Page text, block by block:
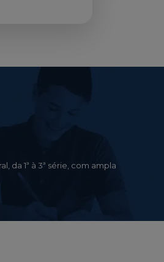
da 1ª à 3ª série, com ampla